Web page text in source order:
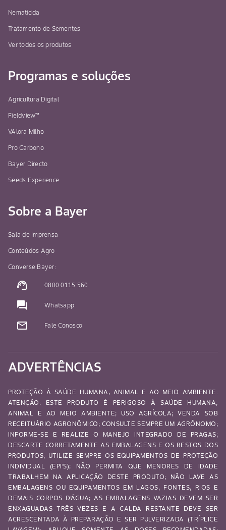
Nematicida
Tratamento de Sementes
Ver todos os produtos
Programas e soluções
Agricultura Digital
Fieldview™
VAlora Milho
Pro Carbono
Bayer Directo
Seeds Experience
Sobre a Bayer
Sala de Imprensa
Conteúdos Agro
Converse Bayer:
support_agent 0800 0115 560
question_answer Whatsapp
mail_outline Fale Conosco
ADVERTÊNCIAS
PROTEÇÃO À SAÚDE HUMANA, ANIMAL E AO MEIO AMBIENTE.
ATENÇÃO: ESTE PRODUTO É PERIGOSO À SAÚDE HUMANA,
ANIMAL E AO MEIO AMBIENTE; USO AGRÍCOLA; VENDA SOB
RECEITUÁRIO AGRONÔMICO; CONSULTE SEMPRE UM AGRÔNOMO;
INFORME-SE E REALIZE O MANEJO INTEGRADO DE PRAGAS;
DESCARTE CORRETAMENTE AS EMBALAGENS E OS RESTOS DOS
PRODUTOS; UTILIZE SEMPRE OS EQUIPAMENTOS DE PROTEÇÃO
INDIVIDUAL (EPI’S); NÃO PERMITA QUE MENORES DE IDADE
TRABALHEM NA APLICAÇÃO DESTE PRODUTO; NÃO LAVE AS
EMBALAGENS OU EQUIPAMENTOS EM LAGOS, FONTES, RIOS E
DEMAIS CORPOS D’ÁGUA; AS EMBALAGENS VAZIAS DEVEM SER
ENXAGUADAS TRÊS VEZES E A CALDA RESTANTE DEVE SER
ACRESCENTADA À PREPARAÇÃO E SER PULVERIZADA (TRÍPLICE